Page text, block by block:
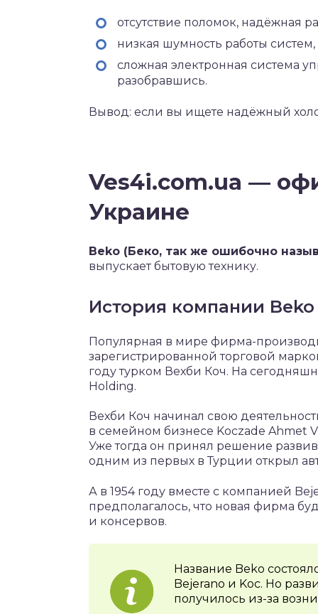
отсутствие поломок, надёжная
низкая шумность работы
сложная электронная система
разобравшись.
Вывод: если вы ищете надёжный
Ves4i.com.ua —
Украине
Beko (Беко, так же ошибочно
выпускает бытовую технику.
История компании Beko
Популярная в мире фирма-
зарегистрированной торговой
году турком Вехби Коч. На
Holding.
Вехби Коч начинал свою
в семейном бизнесе Koczade Ahmet
Уже тогда он принял решение
одним из первых в Турции открыл
А в 1954 году вместе с компанией
предполагалось, что новая фирма
и консервов.
Название Beko
Bejerano и Koc. Но
получилось из-за